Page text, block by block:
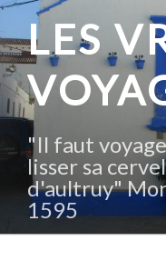
Aller
contenu
principal
LES
"Il faut
lisser sa
d'aultruy"
1595